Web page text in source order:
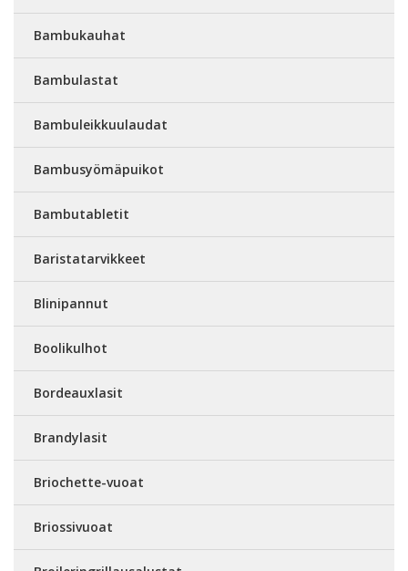
Bambukauhat
Bambulastat
Bambuleikkuulaudat
Bambusyömäpuikot
Bambutabletit
Baristatarvikkeet
Blinipannut
Boolikulhot
Bordeauxlasit
Brandylasit
Briochette-vuoat
Briossivuoat